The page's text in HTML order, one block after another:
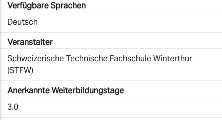
Verfügbare Sprachen
Deutsch
Veranstalter
Schweizerische Technische Fachschule Winterthur
(STFW)
Anerkannte Weiterbildungstage
3.0